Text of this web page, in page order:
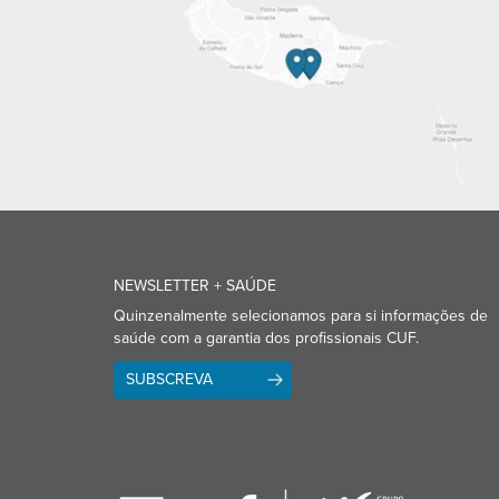
NEWSLETTER + SAÚDE
Quinzenalmente selecionamos para si informações de
saúde com a garantia dos profissionais CUF.
SUBSCREVA